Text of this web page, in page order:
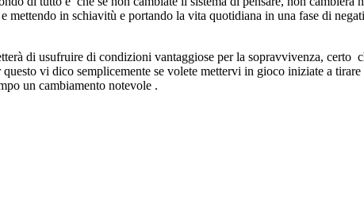
mettendo in schiavitù e portando la vita quotidiana in una fase di
di usufruire di condizioni vantaggiose per la sopravvivenza, certo
vi dico semplicemente se volete mettervi in gioco iniziate a
un cambiamento notevole .